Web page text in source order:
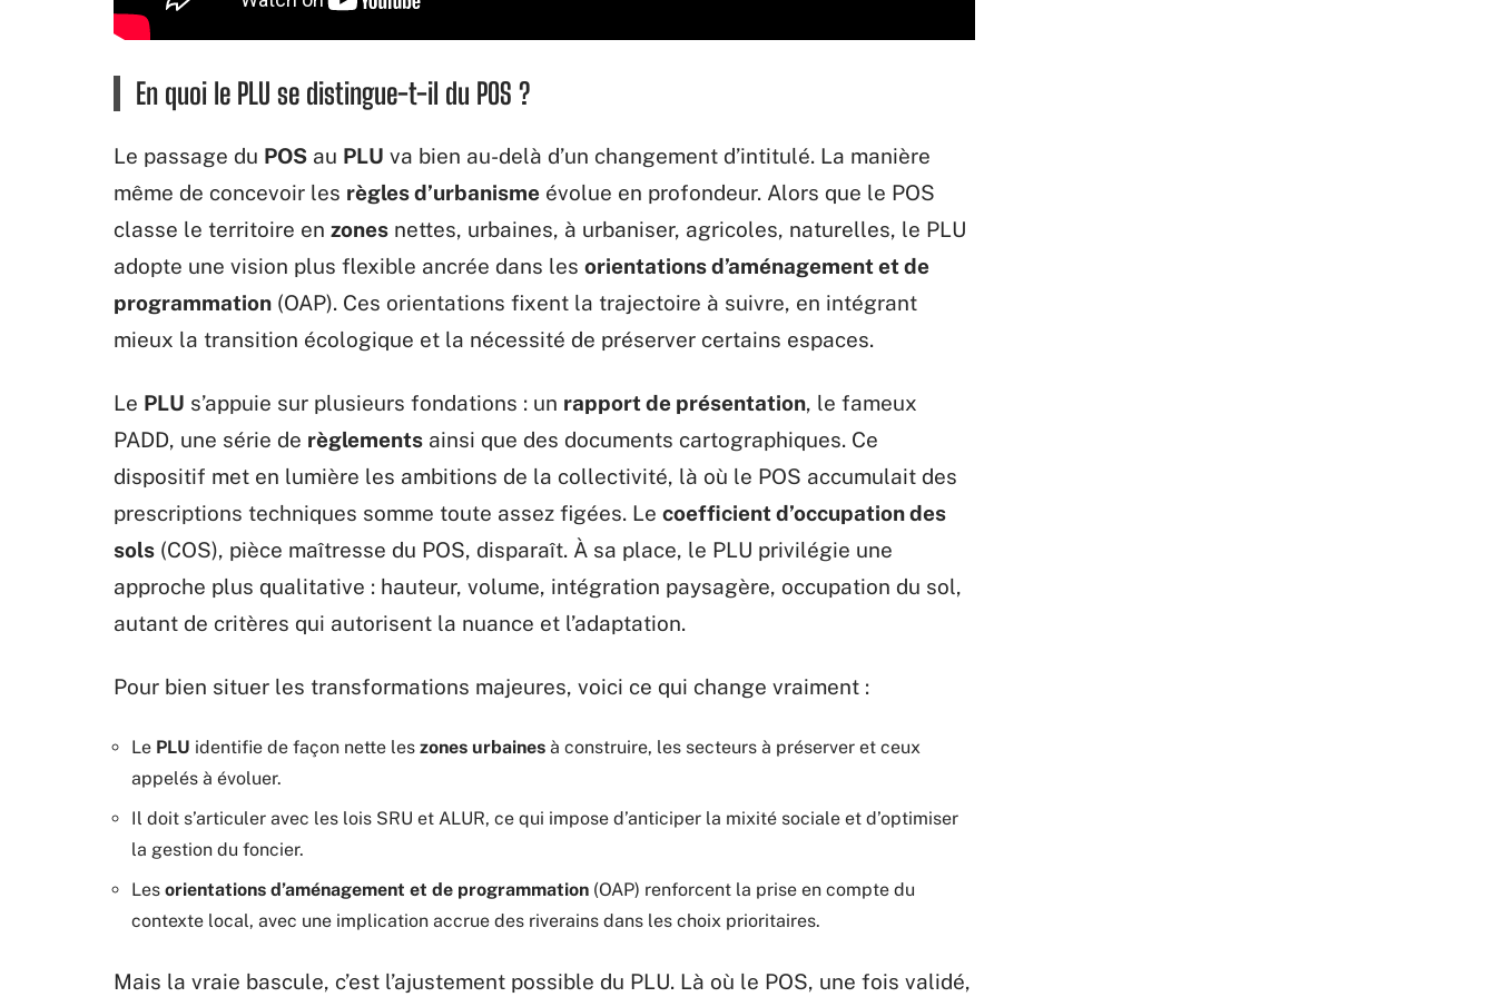
En quoi le PLU se distingue-t-il du POS ?
Le passage du POS au PLU va bien au-delà d’un changement d’intitulé. La manière
même de concevoir les règles d’urbanisme évolue en profondeur. Alors que le POS
classe le territoire en zones nettes, urbaines, à urbaniser, agricoles, naturelles, le PLU
adopte une vision plus flexible ancrée dans les orientations d’aménagement et de
programmation (OAP). Ces orientations fixent la trajectoire à suivre, en intégrant
mieux la transition écologique et la nécessité de préserver certains espaces.
Le PLU s’appuie sur plusieurs fondations : un rapport de présentation, le fameux
PADD, une série de règlements ainsi que des documents cartographiques. Ce
dispositif met en lumière les ambitions de la collectivité, là où le POS accumulait des
prescriptions techniques somme toute assez figées. Le coefficient d’occupation des
sols (COS), pièce maîtresse du POS, disparaît. À sa place, le PLU privilégie une
approche plus qualitative : hauteur, volume, intégration paysagère, occupation du sol,
autant de critères qui autorisent la nuance et l’adaptation.
Pour bien situer les transformations majeures, voici ce qui change vraiment :
Le PLU identifie de façon nette les zones urbaines à construire, les secteurs à préserver et ceux
appelés à évoluer.
Il doit s’articuler avec les lois SRU et ALUR, ce qui impose d’anticiper la mixité sociale et d’optimiser
la gestion du foncier.
Les orientations d’aménagement et de programmation (OAP) renforcent la prise en compte du
contexte local, avec une implication accrue des riverains dans les choix prioritaires.
Mais la vraie bascule, c’est l’ajustement possible du PLU. Là où le POS, une fois validé,